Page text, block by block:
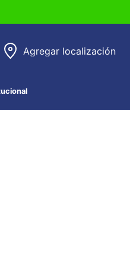
Agregar localización